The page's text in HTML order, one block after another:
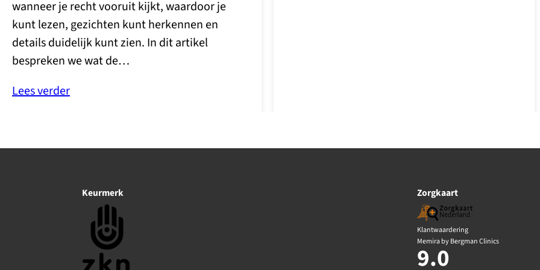
wanneer je recht vooruit kijkt, waardoor je
kunt lezen, gezichten kunt herkennen en
details duidelijk kunt zien. In dit artikel
bespreken we wat de…
Lees verder
Keurmerk Zorgkaart
Klantwaardering
Memira by Bergman Clinics
9.0